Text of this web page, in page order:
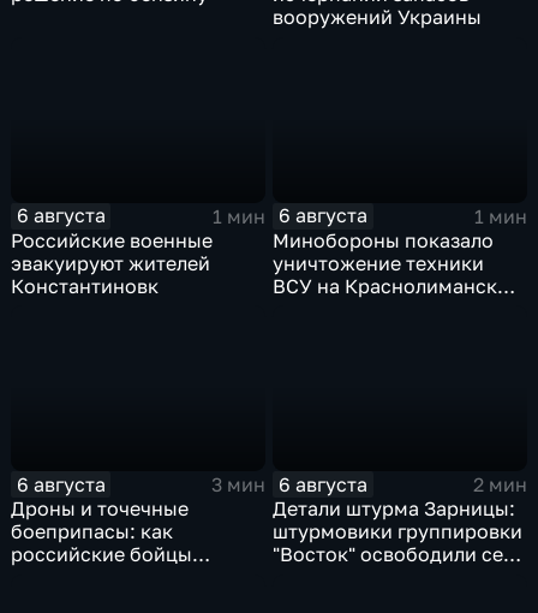
вооружений Украины
6 августа
1 мин
Российские военные
эвакуируют жителей
Константиновк
6 августа
1 мин
Минобороны показало
уничтожение техники
ВСУ на Краснолиманском
6 августа
3 мин
Дроны и точечные
боеприпасы: как
российские бойцы
6 августа
2 мин
Детали штурма Зарницы:
штурмовики группировки
"Восток" освободили село